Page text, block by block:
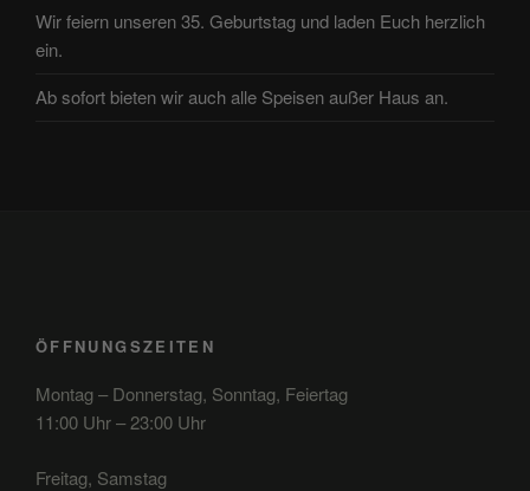
Wir feiern unseren 35. Geburtstag und laden Euch herzlich
ein.
Ab sofort bieten wir auch alle Speisen außer Haus an.
ÖFFNUNGSZEITEN
Montag – Donnerstag, Sonntag, Feiertag
11:00 Uhr – 23:00 Uhr
Freitag, Samstag